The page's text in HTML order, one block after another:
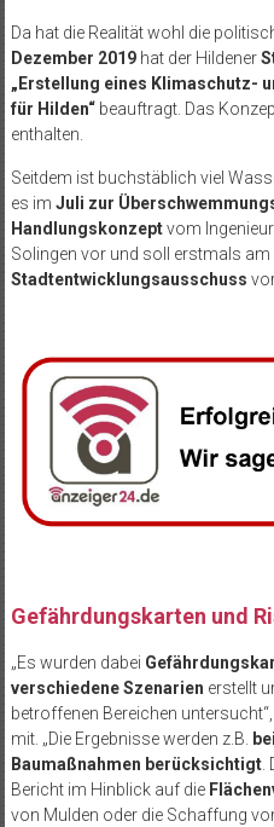
Da hat die Realität wohl die
Dezember 2019hat der Hildener
„Erstellung eines Klimaschutz-
für Hilden“beauftragt. Das
enthalten.
Seitdem ist buchstäblich viel
es im Juli zur
Handlungskonzeptvom
Solingen vor und soll erstmals am
Stadtentwicklungsausschuss
Gefährdungskarten und
„Es wurden dabei
verschiedene Szenarien erstellt
betroffenen Bereichen
mit. „Die Ergebnisse werden z.B.
Baumaßnahmen berücksichtigt.
Bericht im Hinblick auf die
von Mulden oder die Schaffung